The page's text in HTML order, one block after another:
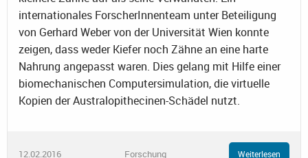
internationales ForscherInnenteam unter Beteiligung
von Gerhard Weber von der Universität Wien konnte
zeigen, dass weder Kiefer noch Zähne an eine harte
Nahrung angepasst waren. Dies gelang mit Hilfe einer
biomechanischen Computersimulation, die virtuelle
Kopien der Australopithecinen-Schädel nutzt.
12.02.2016 Forschung Weiterlesen